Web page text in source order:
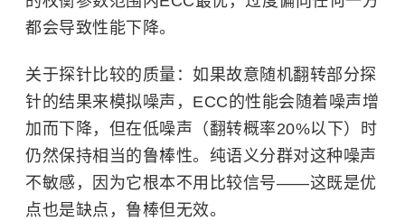
都会导致性能下降。
关于探针比较的质量：如果故意随机翻转部分探
针的结果来模拟噪声，ECC的性能会随着噪声增
加而下降，但在低噪声（翻转概率20%以下）时
仍然保持相当的鲁棒性。纯语义分群对这种噪声
不敏感，因为它根本不用比较信号——这既是优
点也是缺点，鲁棒但无效。